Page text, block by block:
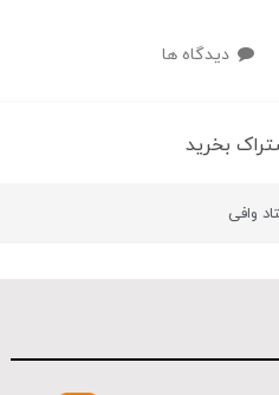
دیدگاه ها
بخرید
وافی